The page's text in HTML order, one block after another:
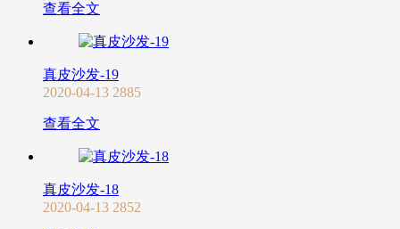
查看全文
真皮沙发-19
2020-04-13 2885
查看全文
真皮沙发-18
2020-04-13 2852